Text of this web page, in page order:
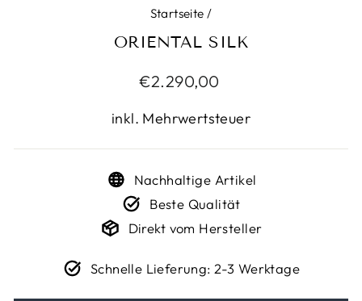
Startseite /
ORIENTAL SILK
Normaler
€2.290,00
inkl. Mehrwertsteuer
Nachhaltige Artikel
Beste Qualität
Direkt vom Hersteller
Schnelle Lieferung: 2-3 Werktage